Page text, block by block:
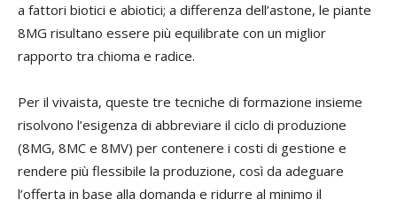
a fattori biotici e abiotici; a differenza dell’astone, le piante
8MG risultano essere più equilibrate con un miglior
rapporto tra chioma e radice.
Per il vivaista, queste tre tecniche di formazione insieme
risolvono l’esigenza di abbreviare il ciclo di produzione
(8MG, 8MC e 8MV) per contenere i costi di gestione e
rendere più flessibile la produzione, così da adeguare
l’offerta in base alla domanda e ridurre al minimo il